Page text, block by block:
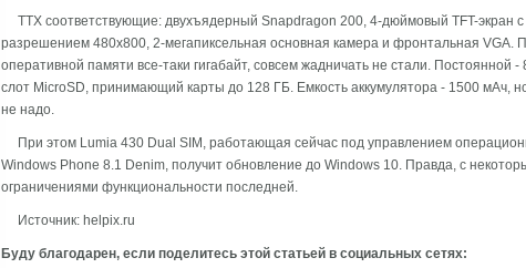
ТТХ соответствующие: двухъядерный Snapdragon 200, 4-дюймовый TFT-экран с
разрешением 480x800, 2-мегапиксельная основная камера и фронтальная VGA.
оперативной памяти все-таки гигабайт, совсем жадничать не стали. Постоянной -
слот MicroSD, принимающий карты до 128 ГБ. Емкость аккумулятора - 1500 мАч,
не надо.
При этом Lumia 430 Dual SIM, работающая сейчас под управлением
Windows Phone 8.1 Denim, получит обновление до Windows 10. Правда, с
ограничениями функциональности последней.
Источник: helpix.ru
Буду благодарен, если поделитесь этой статьей в социальных сетях: